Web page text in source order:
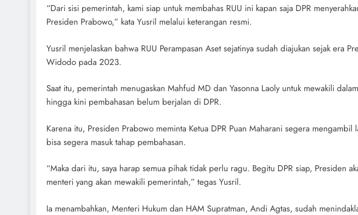
“Dari sisi pemerintah, kami siap untuk membahas RUU ini kapan saja DPR
Presiden Prabowo,” kata Yusril melalui keterangan resmi.
Yusril menjelaskan bahwa RUU Perampasan Aset sejatinya sudah diajukan sejak era
Widodo pada 2023.
Saat itu, pemerintah menugaskan Mahfud MD dan Yasonna Laoly untuk mewakili
hingga kini pembahasan belum berjalan di DPR.
Karena itu, Presiden Prabowo meminta Ketua DPR Puan Maharani segera mengambil
bisa segera masuk tahap pembahasan.
“Maka dari itu, saya harap semua pihak tidak perlu ragu. Begitu DPR siap, Presiden
menteri yang akan mewakili pemerintah,” tegas Yusril.
Ia menambahkan, Menteri Hukum dan HAM Supratman, Andi Agtas, sudah